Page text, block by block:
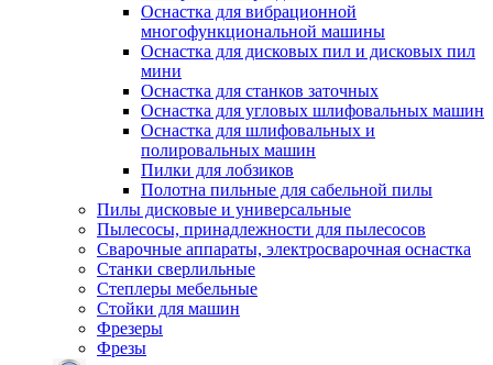
Оснастка для вибрационной
многофункциональной машины
Оснастка для дисковых пил и дисковых пил
мини
Оснастка для станков заточных
Оснастка для угловых шлифовальных машин
Оснастка для шлифовальных и
полировальных машин
Пилки для лобзиков
Полотна пильные для сабельной пилы
Пилы дисковые и универсальные
Пылесосы, принадлежности для пылесосов
Сварочные аппараты, электросварочная оснастка
Станки сверлильные
Степлеры мебельные
Стойки для машин
Фрезеры
Фрезы